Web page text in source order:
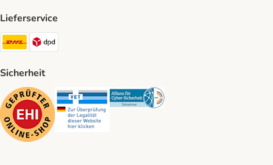
Lieferservice
DHL Shipping Method
Sicherheit
Security Security Security